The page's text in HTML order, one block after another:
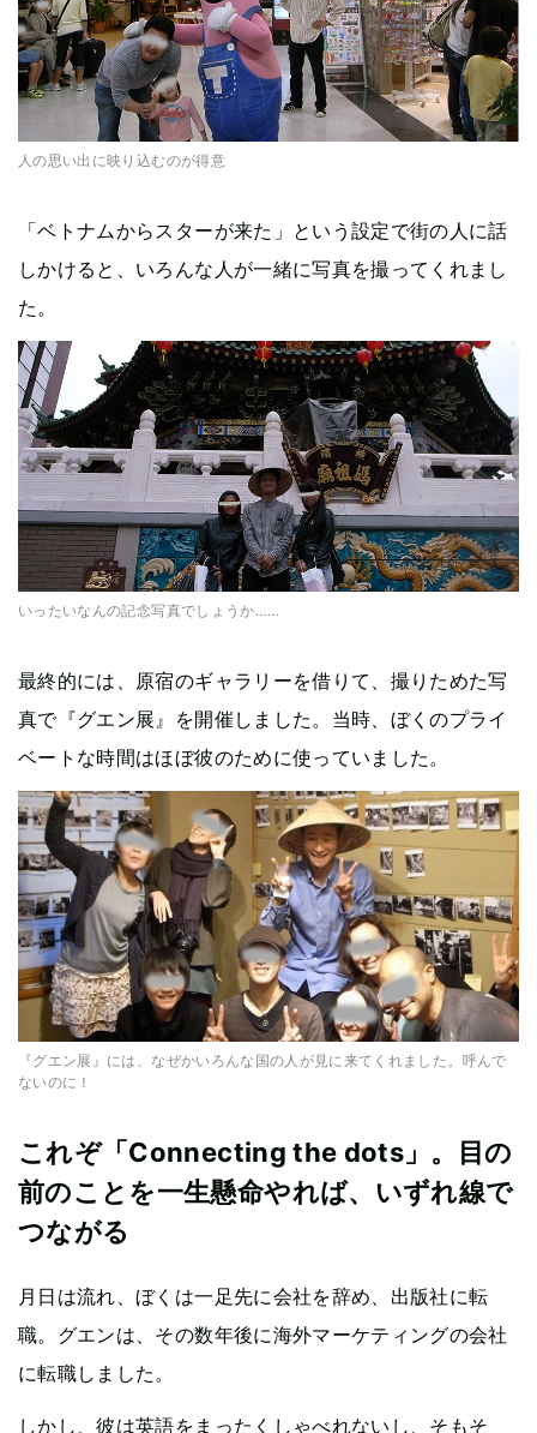
人の思い出に映り込むのが得意
「ベトナムからスターが来た」という設定で街の人に話
しかけると、いろんな人が一緒に写真を撮ってくれまし
た。
いったいなんの記念写真でしょうか……
最終的には、原宿のギャラリーを借りて、撮りためた写
真で『グエン展』を開催しました。当時、ぼくのプライ
ベートな時間はほぼ彼のために使っていました。
『グエン展』には、なぜかいろんな国の人が見に来てくれました。呼んで
ないのに！
これぞ「Connecting the dots」。目の
前のことを一生懸命やれば、いずれ線で
つながる
月日は流れ、ぼくは一足先に会社を辞め、出版社に転
職。グエンは、その数年後に海外マーケティングの会社
に転職しました。
しかし、彼は英語をまったくしゃべれないし、そもそ